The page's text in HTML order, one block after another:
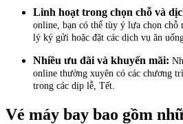
Linh hoạt trong chọn chỗ và
online, bạn có thể tùy ý lựa chọn chỗ
lý ký gửi hoặc đặt các dịch vụ ăn
Nhiều ưu đãi và khuyến mãi:
online thường xuyên có các chương
trong các dịp lễ, Tết.
Vé máy bay bao gồm